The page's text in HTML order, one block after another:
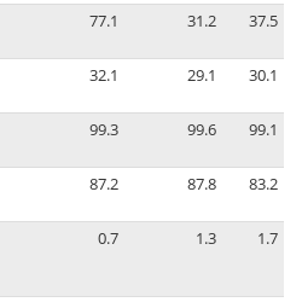
77.1 31.2 37.5
32.1 29.1 30.1
99.3 99.6 99.1
87.2 87.8 83.2
0.7 1.3 1.7